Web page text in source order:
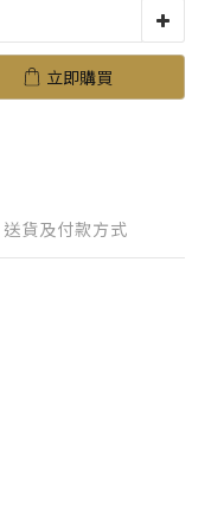
立即購買
送貨及付款方式